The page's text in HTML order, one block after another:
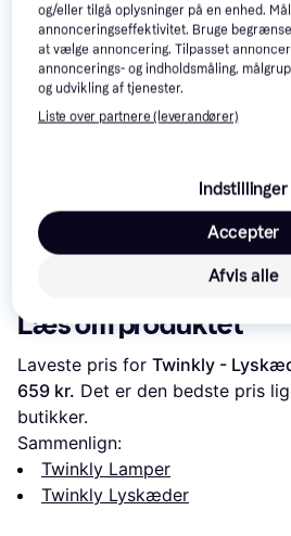
100+
1.220 kr.
Eller 3 betalinger af
407 kr.
Lyskæde 10
306 kr.
Læs om produktet
Laveste pris for Twinkly -
659 kr. Det er den bedste pris
butikker.
Sammenlign:
Twinkly Lamper
Twinkly Lyskæder
og/eller tilgå oplysninger på en enhed.
annonceringseffektivitet. Bruge
at vælge annoncering. Tilpasset
annoncerings- og indholdsmåling,
og udvikling af tjenester.
Liste over partnere (leverandører)
Indstillinger
Afvis alle
Accepter